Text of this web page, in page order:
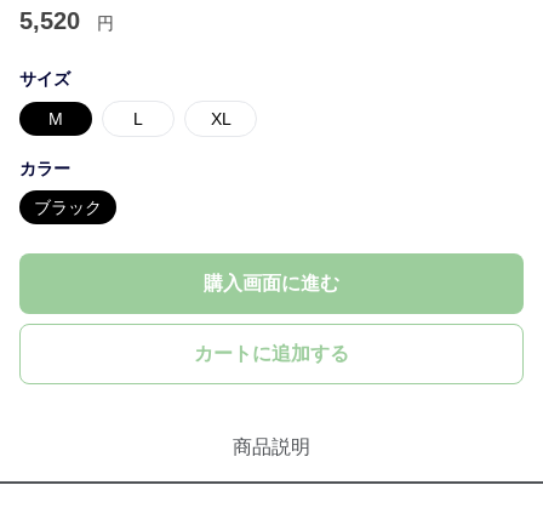
5,520 円
サイズ
M L XL
カラー
ブラック
購入画面に進む
カートに追加する
商品説明